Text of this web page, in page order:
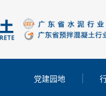
党建园地